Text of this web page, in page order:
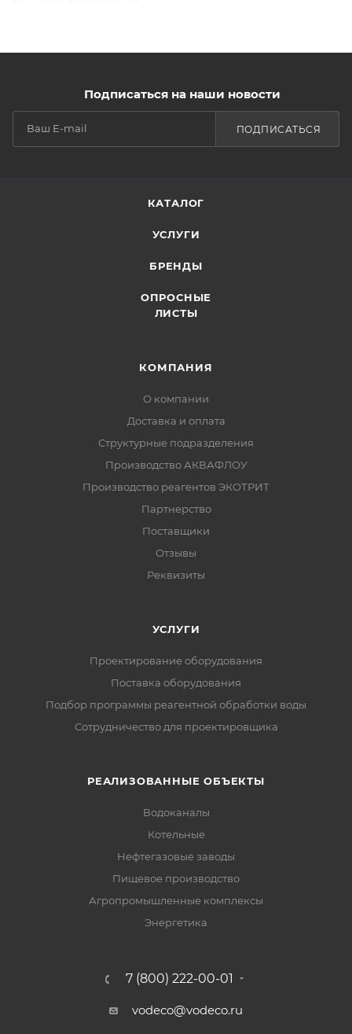
Подписаться на наши новости
ПОДПИСАТЬСЯ
КАТАЛОГ
УСЛУГИ
БРЕНДЫ
ОПРОСНЫЕ
ЛИСТЫ
КОМПАНИЯ
О компании
Доставка и оплата
Структурные подразделения
Производство АКВАФЛОУ
Производство реагентов ЭКОТРИТ
Партнерство
Поставщики
Отзывы
Реквизиты
УСЛУГИ
Проектирование оборудования
Поставка оборудования
Подбор программы реагентной обработки воды
Сотрудничество для проектировщика
РЕАЛИЗОВАННЫЕ ОБЪЕКТЫ
Водоканалы
Котельные
Нефтегазовые заводы
Пищевое производство
Агропромышленные комплексы
Энергетика
7 (800) 222-00-01
vodeco@vodeco.ru